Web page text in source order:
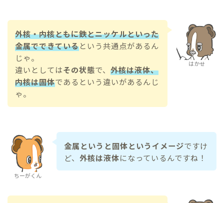
はかせ
外核・内核ともに鉄とニッケルといった
金属でできているという共通点があるん
じゃ。
違いとしてはその状態で、 外核は液体、
内核は固体であるという違いがあるんじ
ゃ。
ちーがくん
金属というと固体というイメージですけ
ど、 外核は液体になっているんですね！